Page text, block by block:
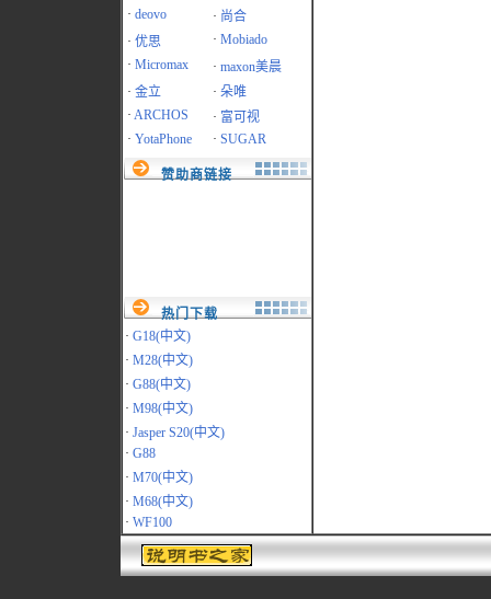
· deovo · 尚合
· 优思 · Mobiado
· Micromax · maxon美晨
· 金立 · 朵唯
· ARCHOS · 富可视
· YotaPhone · SUGAR
赞助商链接
热门下载
· G18(中文)
· M28(中文)
· G88(中文)
· M98(中文)
· Jasper S20(中文)
· G88
· M70(中文)
· M68(中文)
· WF100